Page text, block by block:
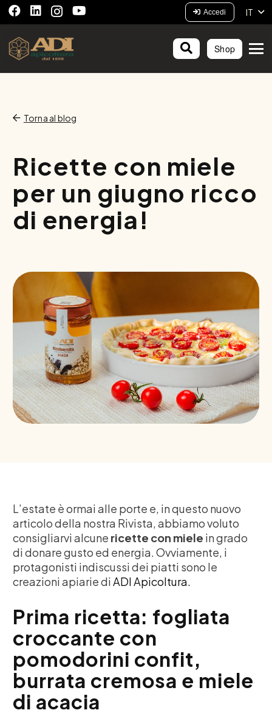
Accedi IT
Shop
Torna al blog
Ricette con miele
per un giugno ricco
di energia!
L’estate è ormai alle porte e, in questo nuovo
articolo della nostra Rivista, abbiamo voluto
consigliarvi alcune ricette con miele in grado
di donare gusto ed energia. Ovviamente, i
protagonisti indiscussi dei piatti sono le
creazioni apiarie diADI Apicoltura.
Prima ricetta: fogliata
croccante con
pomodorini confit,
burrata cremosa e miele
di acacia